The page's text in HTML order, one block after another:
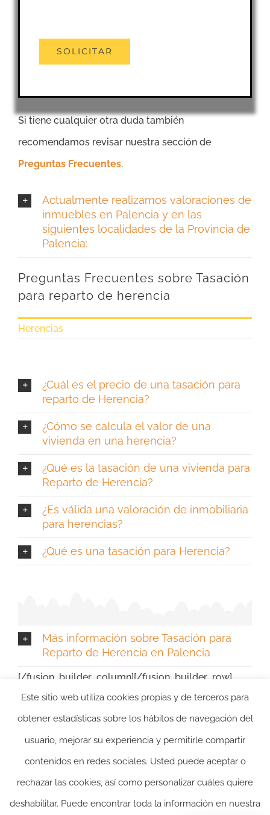
Si tiene cualquier otra duda también
recomendamos revisar nuestra sección de
Preguntas Frecuentes.
Actualmente realizamos valoraciones de
inmuebles en Palencia y en las
siguientes localidades de la Provincia de
Palencia:
Preguntas Frecuentes sobre Tasación
para reparto de herencia
Herencias
¿Cuál es el precio de una tasación para
reparto de Herencia?
¿Cómo se calcula el valor de una
vivienda en una herencia?
¿Qué es la tasación de una vivienda para
Reparto de Herencia?
¿Es válida una valoración de inmobiliaria
para herencias?
¿Qué es una tasación para Herencia?
Más información sobre Tasación para
Reparto de Herencia en Palencia
[/fusion_builder_column][/fusion_builder_row]
[/fusion_builder_container]
Este sitio web utiliza cookies propias y de terceros para
obtener estadísticas sobre los hábitos de navegación del
usuario, mejorar su experiencia y permitirle compartir
contenidos en redes sociales. Usted puede aceptar o
rechazar las cookies, así como personalizar cuáles quiere
deshabilitar. Puede encontrar toda la información en nuestra